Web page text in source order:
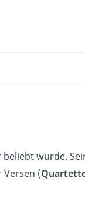
wurde.
(